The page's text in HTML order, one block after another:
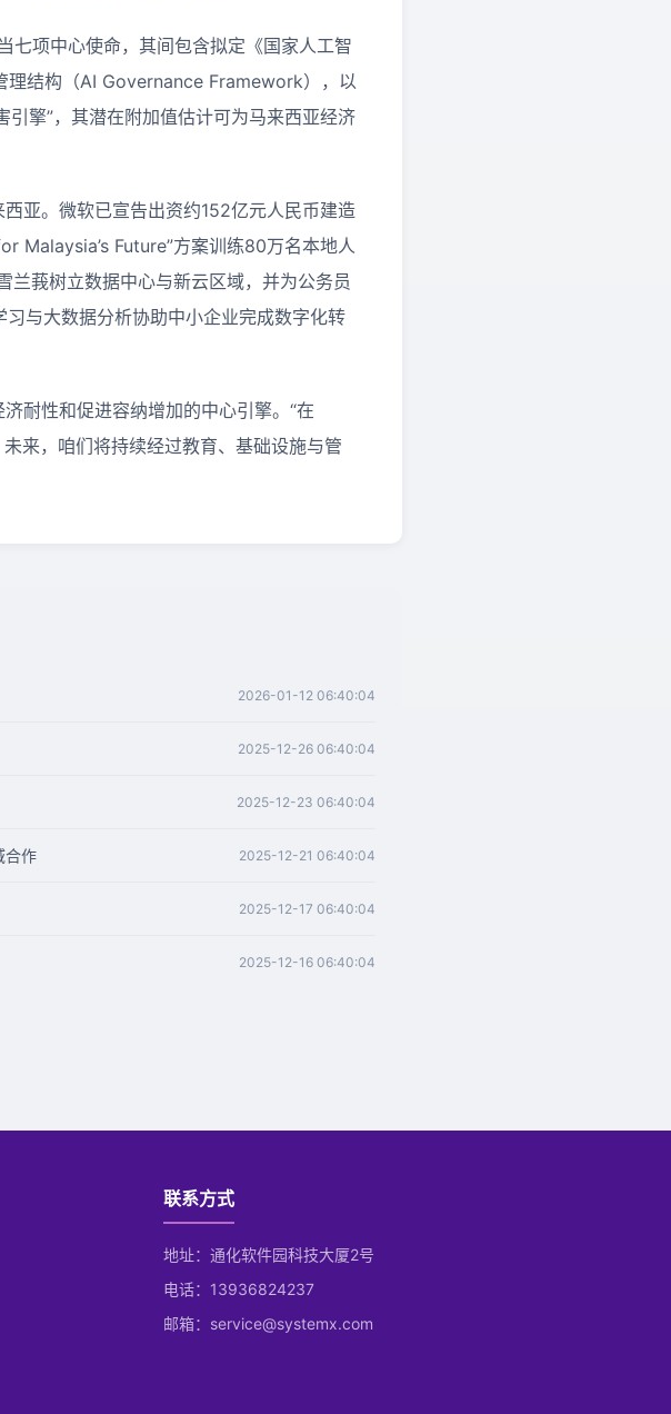
七项中心使命，其间包含拟定《国家人工智
结构（AI Governance Framework），以
擎”，其潜在附加值估计可为马来西亚经济
亚。微软已宣告出资约152亿元人民币建造
Malaysia’s Future”方案训练80万名本地人
兰莪树立数据中心与新云区域，并为公务员
与大数据分析协助中小企业完成数字化转
耐性和促进容纳增加的中心引擎。“在
来，咱们将持续经过教育、基础设施与管
2026-01-12 06:40:04
2025-12-26 06:40:04
2025-12-23 06:40:04
合作 2025-12-21 06:40:04
2025-12-17 06:40:04
2025-12-16 06:40:04
联系方式
地址：通化软件园科技大厦2号
电话：13936824237
邮箱：service@systemx.com